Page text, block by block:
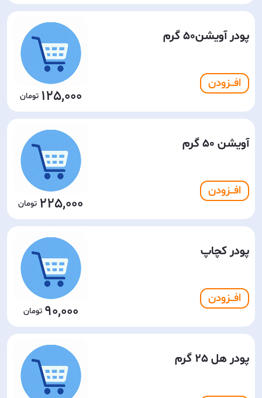
پودر آویشن50 گرم
افـــزودن
125,000
آویشن 50 گرم
افـــزودن
225,000
پودر کچاپ
افـــزودن
90,000
پودر هل 25 گرم